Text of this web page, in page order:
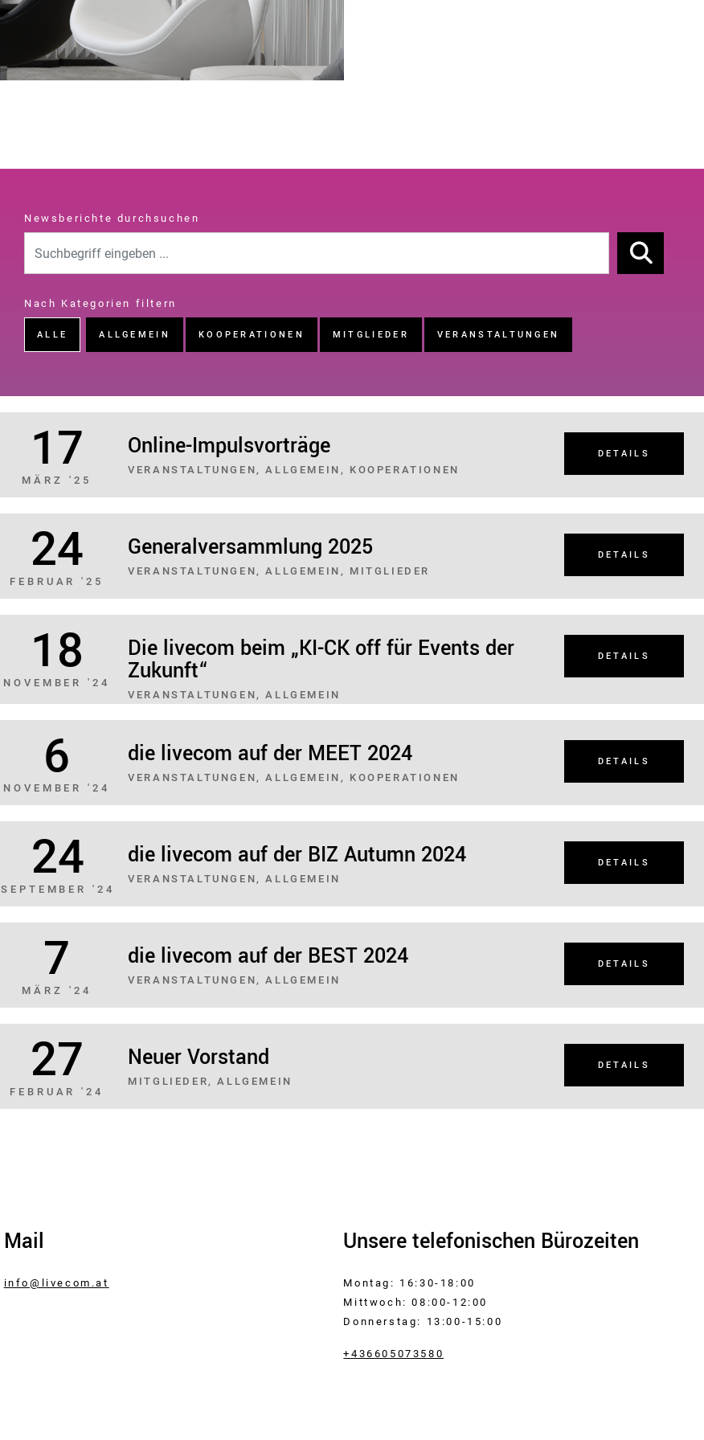
Newsberichte durchsuchen
Nach Kategorien filtern
ALLE ALLGEMEIN KOOPERATIONEN MITGLIEDER VERANSTALTUNGEN
17
MÄRZ '25
Online-Impulsvorträge
VERANSTALTUNGEN, ALLGEMEIN, KOOPERATIONEN
DETAILS
24
FEBRUAR '25
Generalversammlung 2025
VERANSTALTUNGEN, ALLGEMEIN, MITGLIEDER
DETAILS
18
NOVEMBER '24
Die livecom beim „KI-CK off für Events der
Zukunft“
VERANSTALTUNGEN, ALLGEMEIN
DETAILS
6
NOVEMBER '24
die livecom auf der MEET 2024
VERANSTALTUNGEN, ALLGEMEIN, KOOPERATIONEN
DETAILS
24
SEPTEMBER '24
die livecom auf der BIZ Autumn 2024
VERANSTALTUNGEN, ALLGEMEIN
DETAILS
7
MÄRZ '24
die livecom auf der BEST 2024
VERANSTALTUNGEN, ALLGEMEIN
DETAILS
27
FEBRUAR '24
Neuer Vorstand
MITGLIEDER, ALLGEMEIN
DETAILS
Mail
info@livecom.at
Unsere telefonischen Bürozeiten
Montag: 16:30-18:00
Mittwoch: 08:00-12:00
Donnerstag: 13:00-15:00
+436605073580